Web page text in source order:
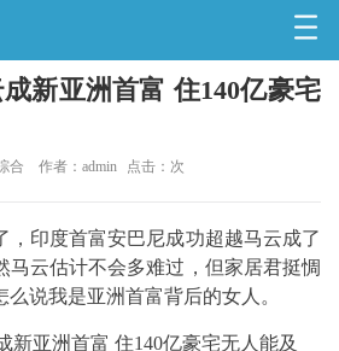
新亚洲首富 住140亿豪宅
合 作者：admin 点击： 次
，印度首富安巴尼成功超越马云成了
马云估计不会多难过，但家居君挺惆
说我是亚洲首富背后的女人。